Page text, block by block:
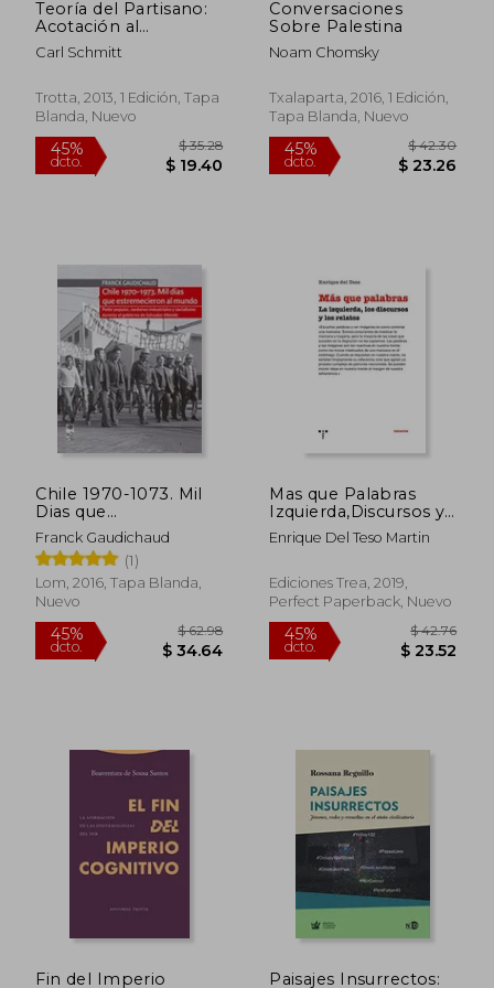
45%
dcto.
$ 82.49
$ 45.37
45% 40%
Teoría del Partisano:
Acotación al
Concepto de lo
Político
Carl Schmitt
Trotta, 2013, 1 Edición, Tapa
Blanda, Nuevo
Conversaciones
Sobre Palestina
Noam Chomsky
Txalaparta, 2016, 1 Edición,
Tapa Blanda, Nuevo
Chile 1970-1073. Mil
Dias que
Estremecieron al
Mundo
Franck Gaudichaud
(1)
Lom, 2016, Tapa Blanda,
Nuevo
Mas que Palabras
Izquierda,Discursos y
Relatos
Enrique Del Teso Martin
Ediciones Trea, 2019,
Perfect Paperback, Nuevo
Fin del Imperio
Paisajes Insurrectos: